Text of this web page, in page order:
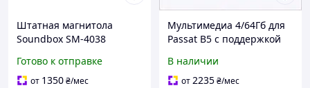
Штатная магнитола
Soundbox SM-4038
Impreza 2017-2023 с
поддержкой AHD камер
Готово к отправке
от 1350₴/мес
Мультимедиа 4/64Гб для
Passat B5 с поддержкой
8779B676H
В наличии
от2235₴/мес